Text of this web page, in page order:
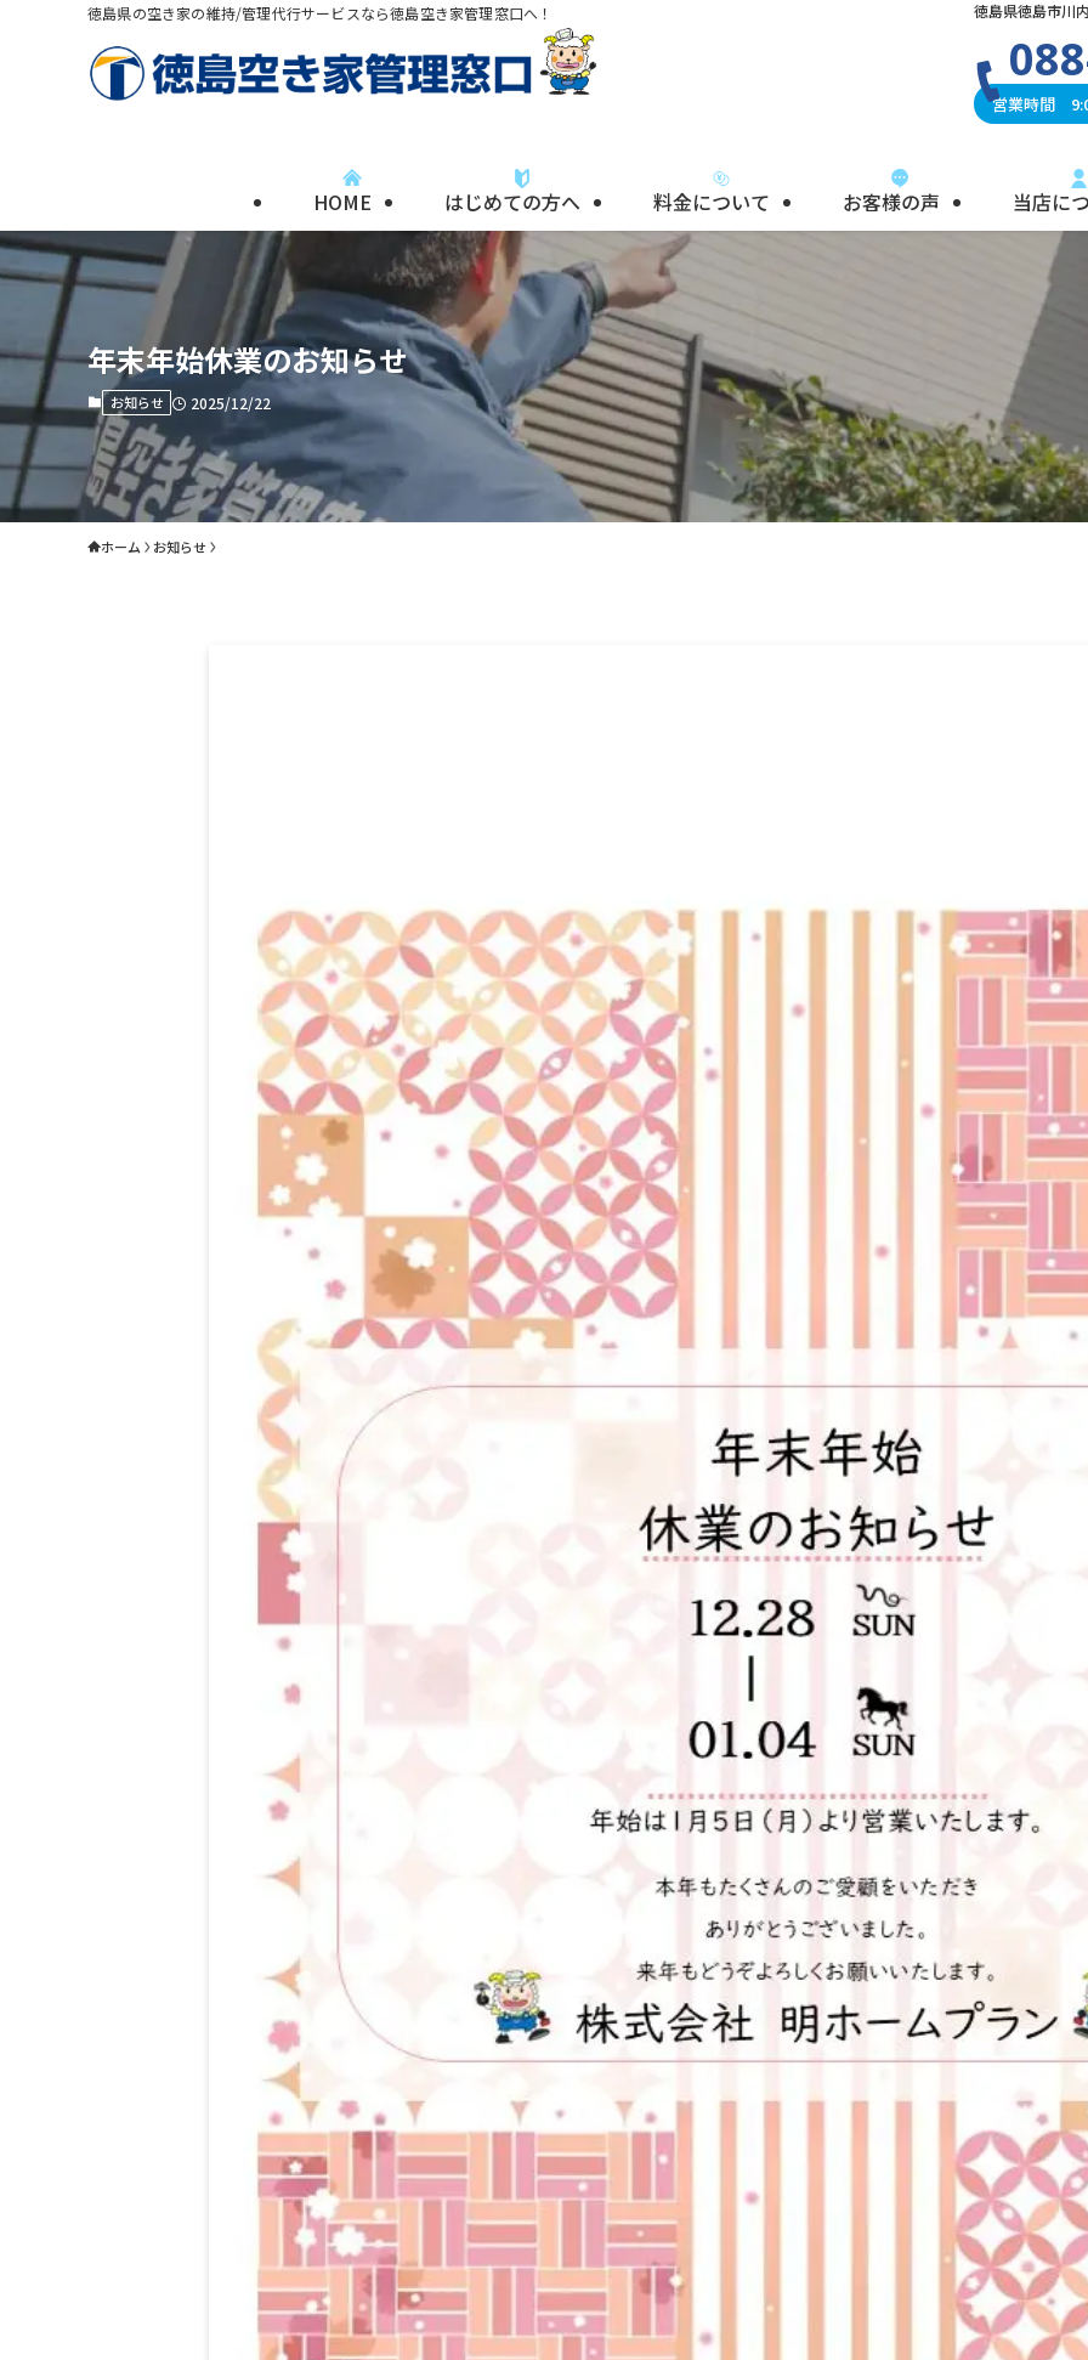
徳島県の空き家の維持/管理代行サービスなら徳島空き家管理窓口へ！
HOME はじめての方へ 料金について お客様の声 当店に
徳島県徳島市川
営業時間
年末年始休業のお知らせ
お知らせ 2025/12/22
ホーム お知らせ